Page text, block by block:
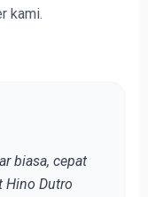
kami.
biasa, cepat
Hino Dutro